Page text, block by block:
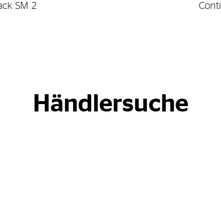
SM 2
Händlersuche